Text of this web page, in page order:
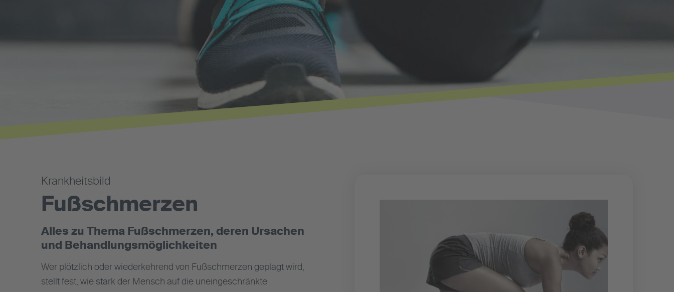
Krankheitsbild
Fußschmerzen
Alles zu Thema Fußschmerzen, deren Ursachen
und Behandlungsmöglichkeiten
Wer plötzlich oder wiederkehrend von Fußschmerzen geplagt wird,
stellt fest, wie stark der Mensch auf die uneingeschränkte